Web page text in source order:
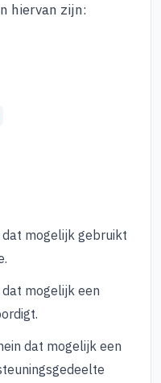
hiervan zijn:
mogelijk gebruikt
mogelijk een
dat mogelijk een